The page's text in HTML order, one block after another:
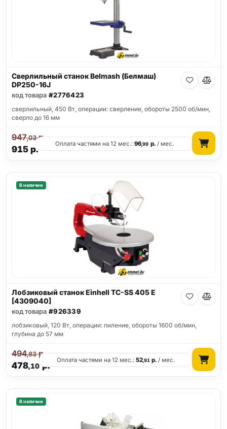
Сверлильный станок Belmash (Белмаш)
DP250-16J
код товара #2776423
сверлильный, 450 Вт, операции: сверление, обороты 2500 об/мин,
сверло до 16 мм
915р.
947,03р.
Оплата частями на 12 мес.:96,99 р./ мес.
В наличии
Лобзиковый станок Einhell TC-SS 405 E
[4309040]
код товара #926339
лобзиковый, 120 Вт, операции: пиление, обороты 1600 об/мин,
глубина до 57 мм
478,10р.
494,83р.
Оплата частями на 12 мес.:52,91 р. / мес.
В наличии